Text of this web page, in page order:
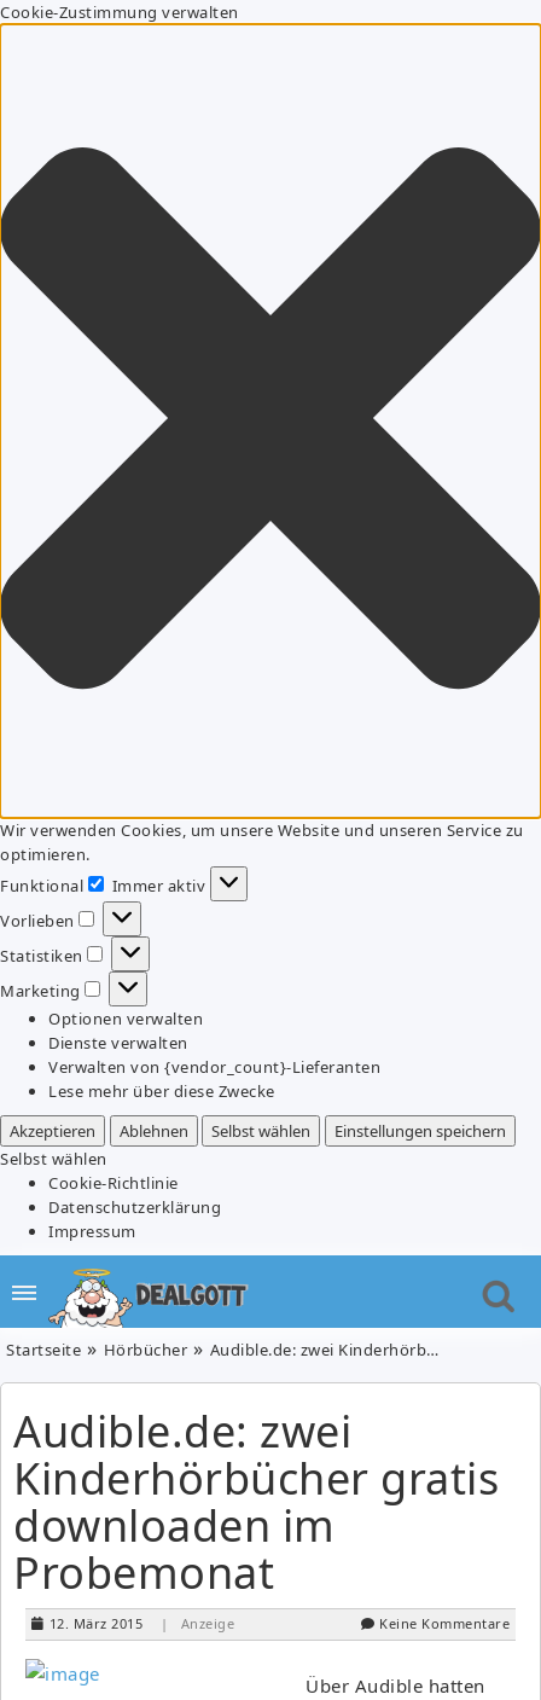
Cookie-Zustimmung verwalten
Wir verwenden Cookies, um unsere Website und unseren Service zu
optimieren.
Funktional
Funktional
Immer aktiv
Vorlieben
Vorlieben
Statistiken
Statistiken
Marketing
Marketing
Optionen verwalten
Dienste verwalten
Verwalten von {vendor_count}-Lieferanten
Lese mehr über diese Zwecke
Akzeptieren
Ablehnen Selbst wählen
Einstellungen speichern
Selbst wählen
Cookie-Richtlinie
Datenschutzerklärung
Impressum
Startseite Hörbücher Audible.de: zwei Kinderhörbücher gratis downloaden im Probemonat
Audible.de: zwei
Kinderhörbücher gratis
downloaden im
Probemonat
12. März 2015 | Anzeige Keine Kommentare
Über Audible hatten